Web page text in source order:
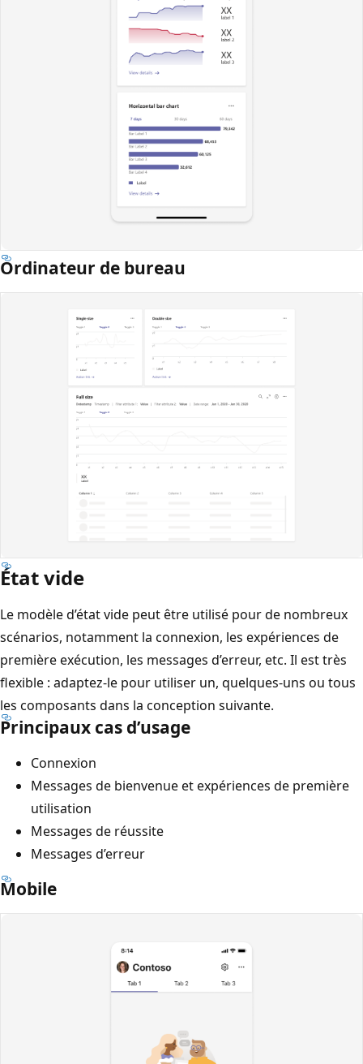
Ordinateur de bureau
État vide
Le modèle d’état vide peut être utilisé pour de nombreux
scénarios, notamment la connexion, les expériences de
première exécution, les messages d’erreur, etc. Il est très
flexible : adaptez-le pour utiliser un, quelques-uns ou tous
les composants dans la conception suivante.
Principaux cas d’usage
Connexion
Messages de bienvenue et expériences de première
utilisation
Messages de réussite
Messages d’erreur
Mobile